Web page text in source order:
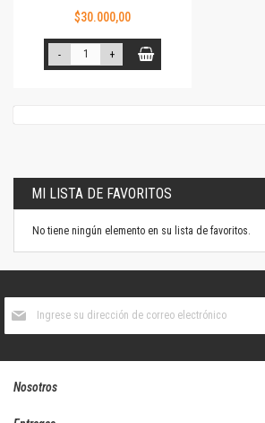
$30.000,00
- +
MI LISTA DE FAVORITOS
No tiene ningún elemento en su lista de favoritos.
boletín
Nosotros